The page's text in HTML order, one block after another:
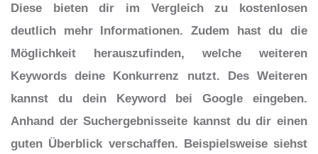
Diese bieten dir im Vergleich zu kostenlosen
deutlich mehr Informationen. Zudem hast du die
Möglichkeit herauszufinden, welche weiteren
Keywords deine Konkurrenz nutzt. Des Weiteren
kannst du dein Keyword bei Google eingeben.
Anhand der Suchergebnisseite kannst du dir einen
guten Überblick verschaffen. Beispielsweise siehst